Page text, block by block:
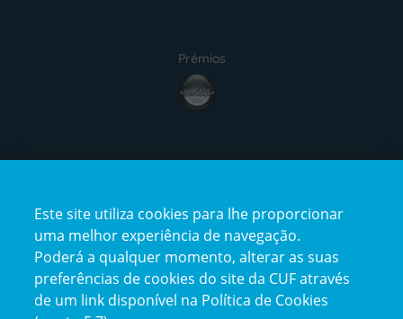
Prémios
award4
certification2certification3
Este site utiliza cookies para lhe proporcionar
uma melhor experiência de navegação.
Poderá a qualquer momento, alterar as suas
preferências de cookies do site da CUF através
de um link disponível na Política de Cookies